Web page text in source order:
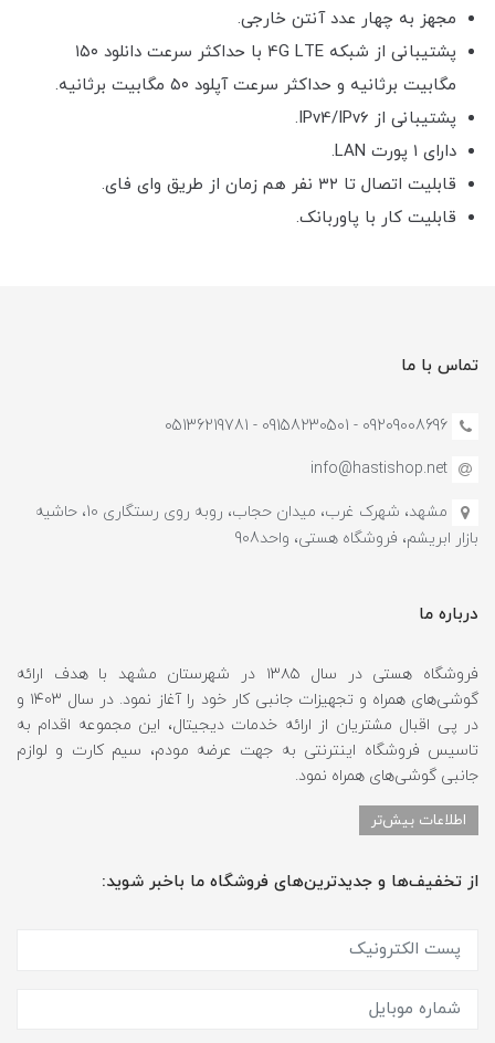
مجهز به چهار عدد آنتن خارجی.
پشتیبانی از شبکه 4G LTE با حداکثر سرعت دانلود ۱۵۰
مگابیت برثانیه و حداکثر سرعت آپلود ۵۰ مگابیت برثانیه.
پشتیبانی از IPv4/IPv6.
دارای ۱ پورت LAN.
قابلیت اتصال تا ۳۲ نفر هم زمان از طریق وای فای.
قابلیت کار با پاوربانک.
تماس با ما
09209008696 - 09158230501 - 05136219781
info@hastishop.net
مشهد، شهرک غرب، میدان حجاب، روبه روی رستگاری 10، حاشیه
بازار ابریشم، فروشگاه هستی، واحد908
درباره ما
فروشگاه هستی در سال ۱۳۸۵ در شهرستان مشهد با هدف ارائه
گوشی‌های همراه و تجهیزات جانبی کار خود را آغاز نمود. در سال ۱۴۰۳ و
در پی اقبال مشتریان از ارائه خدمات دیجیتال، این مجموعه اقدام به
تاسیس فروشگاه اینترنتی به جهت عرضه مودم، سیم کارت و لوازم
جانبی گوشی‌های همراه نمود.
اطلاعات بیش‌تر
از تخفیف‌ها و جدیدترین‌های فروشگاه ما باخبر شوید: